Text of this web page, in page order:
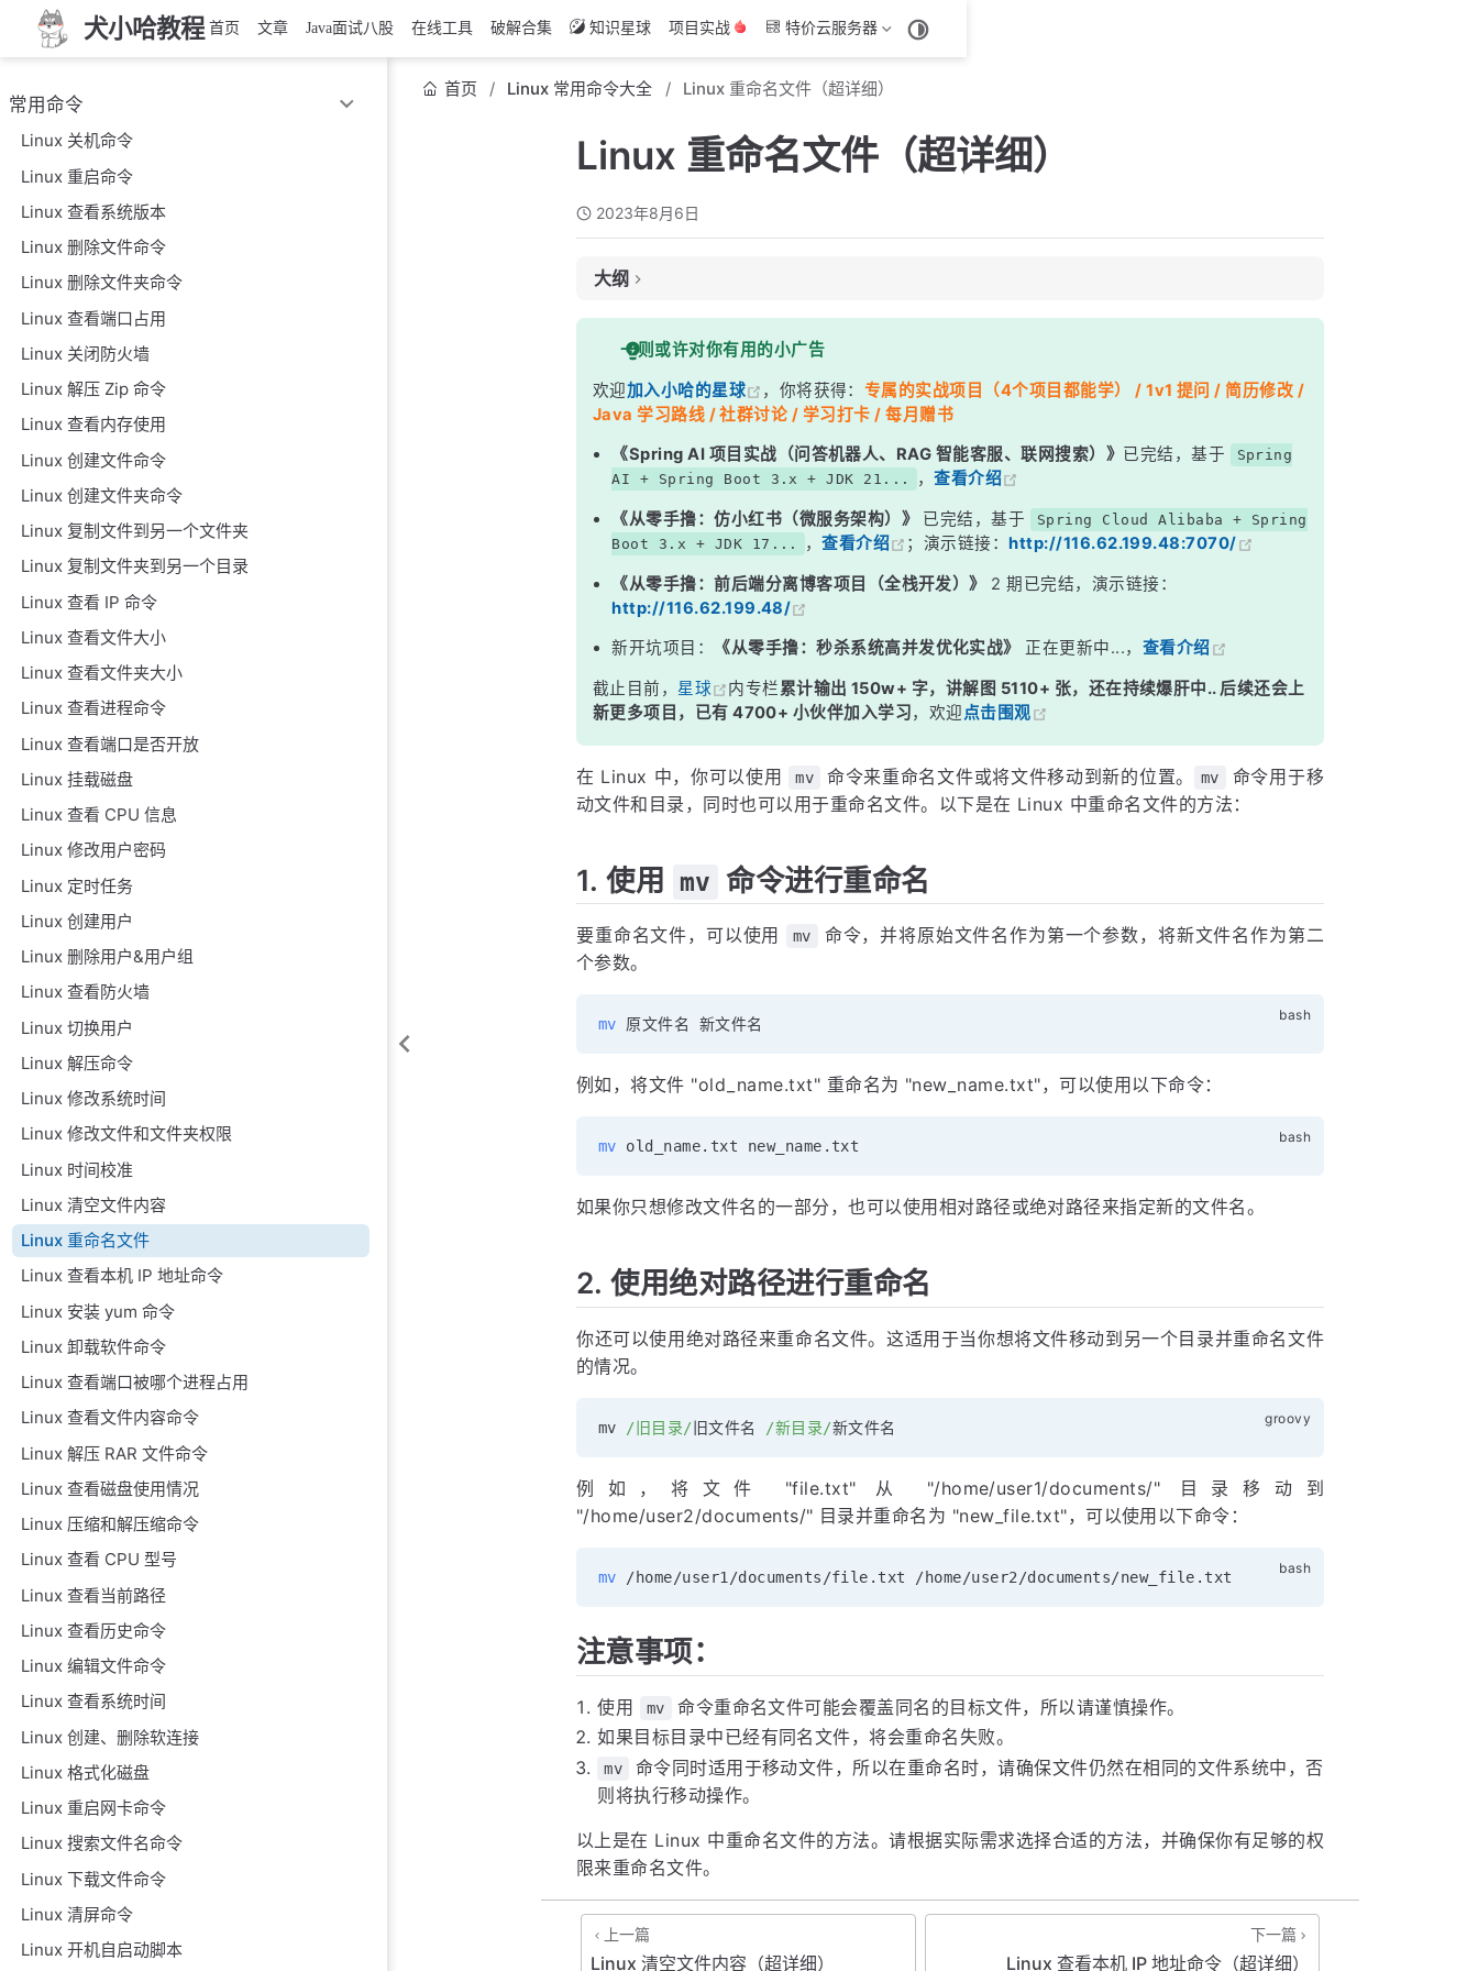
犬小哈教程 首页 文章 Java面试八股 在线工具 破解合集 知识星球 项目实战 特价云服务器
常用命令
Linux 关机命令
Linux 重启命令
Linux 查看系统版本
Linux 删除文件命令
Linux 删除文件夹命令
Linux 查看端口占用
Linux 关闭防火墙
Linux 解压 Zip 命令
Linux 查看内存使用
Linux 创建文件命令
Linux 创建文件夹命令
Linux 复制文件到另一个文件夹
Linux 复制文件夹到另一个目录
Linux 查看 IP 命令
Linux 查看文件大小
Linux 查看文件夹大小
Linux 查看进程命令
Linux 查看端口是否开放
Linux 挂载磁盘
Linux 查看 CPU 信息
Linux 修改用户密码
Linux 定时任务
Linux 创建用户
Linux 删除用户&用户组
Linux 查看防火墙
Linux 切换用户
Linux 解压命令
Linux 修改系统时间
Linux 修改文件和文件夹权限
Linux 时间校准
Linux 清空文件内容
Linux 重命名文件
Linux 查看本机 IP 地址命令
Linux 安装 yum 命令
Linux 卸载软件命令
Linux 查看端口被哪个进程占用
Linux 查看文件内容命令
Linux 解压 RAR 文件命令
Linux 查看磁盘使用情况
Linux 压缩和解压缩命令
Linux 查看 CPU 型号
Linux 查看当前路径
Linux 查看历史命令
Linux 编辑文件命令
Linux 查看系统时间
Linux 创建、删除软连接
Linux 格式化磁盘
Linux 重启网卡命令
Linux 搜索文件名命令
Linux 下载文件命令
Linux 清屏命令
Linux 开机自启动脚本
首页 Linux 常用命令大全 Linux 重命名文件（超详细）
Linux 重命名文件（超详细）
2023年8月6日
大纲
1. 使用 mv 命令进行重命名
2. 使用绝对路径进行重命名
注意事项：
一则或许对你有用的小广告
欢迎加入小哈的星球 ，你将获得： 专属的实战项目（4个项目都能学） / 1v1 提问 / 简历修改 /
Java 学习路线 / 社群讨论 / 学习打卡 / 每月赠书
《Spring AI 项目实战（问答机器人、RAG 智能客服、联网搜索）》 已完结，基于
Spring
AI + Spring Boot 3.x + JDK 21...
，查看介绍
《从零手撸：仿小红书（微服务架构）》 已完结，基于
Spring Cloud Alibaba + Spring
Boot 3.x + JDK 17...
，查看介绍 ；演示链接：http://116.62.199.48:7070/
《从零手撸：前后端分离博客项目（全栈开发）》
2 期已完结，演示链接：
http://116.62.199.48/
新开坑项目： 《从零手撸：秒杀系统高并发优化实战》 正在更新中...， 查看介绍
截止目前， 星球 内专栏累计输出 150w+ 字，讲解图 5110+ 张，还在持续爆肝中.. 后续还会上
新更多项目，已有 4700+ 小伙伴加入学习，欢迎点击围观
在 Linux 中，你可以使用 mv 命令来重命名文件或将文件移动到新的位置。 mv
命令用于移
动文件和目录，同时也可以用于重命名文件。以下是在 Linux 中重命名文件的方法：
1. 使用 mv 命令进行重命名
要重命名文件，可以使用 mv
命令，并将原始文件名作为第一个参数，将新文件名作为第二
个参数。
mv
例如，将文件 "old_name.txt" 重命名为 "new_name.txt"，可以使用以下命令：
mv
如果你只想修改文件名的一部分，也可以使用相对路径或绝对路径来指定新的文件名。
2. 使用绝对路径进行重命名
你还可以使用绝对路径来重命名文件。这适用于当你想将文件移动到另一个目录并重命名文件
的情况。
mv /旧目录/ 旧文件名 /新目录/
例如，将文件 "file.txt" 从 "/home/user1/documents/" 目录移动到
"/home/user2/documents/" 目录并重命名为 "new_file.txt"，可以使用以下命令：
mv
注意事项：
使用 mv
命令重命名文件可能会覆盖同名的目标文件，所以请谨慎操作。
如果目标目录中已经有同名文件，将会重命名失败。
mv
命令同时适用于移动文件，所以在重命名时，请确保文件仍然在相同的文件系统中，否
则将执行移动操作。
以上是在 Linux 中重命名文件的方法。请根据实际需求选择合适的方法，并确保你有足够的权
限来重命名文件。
上一篇
Linux 清空文件内容（超详细）
下一篇
Linux 查看本机 IP 地址命令（超详细）